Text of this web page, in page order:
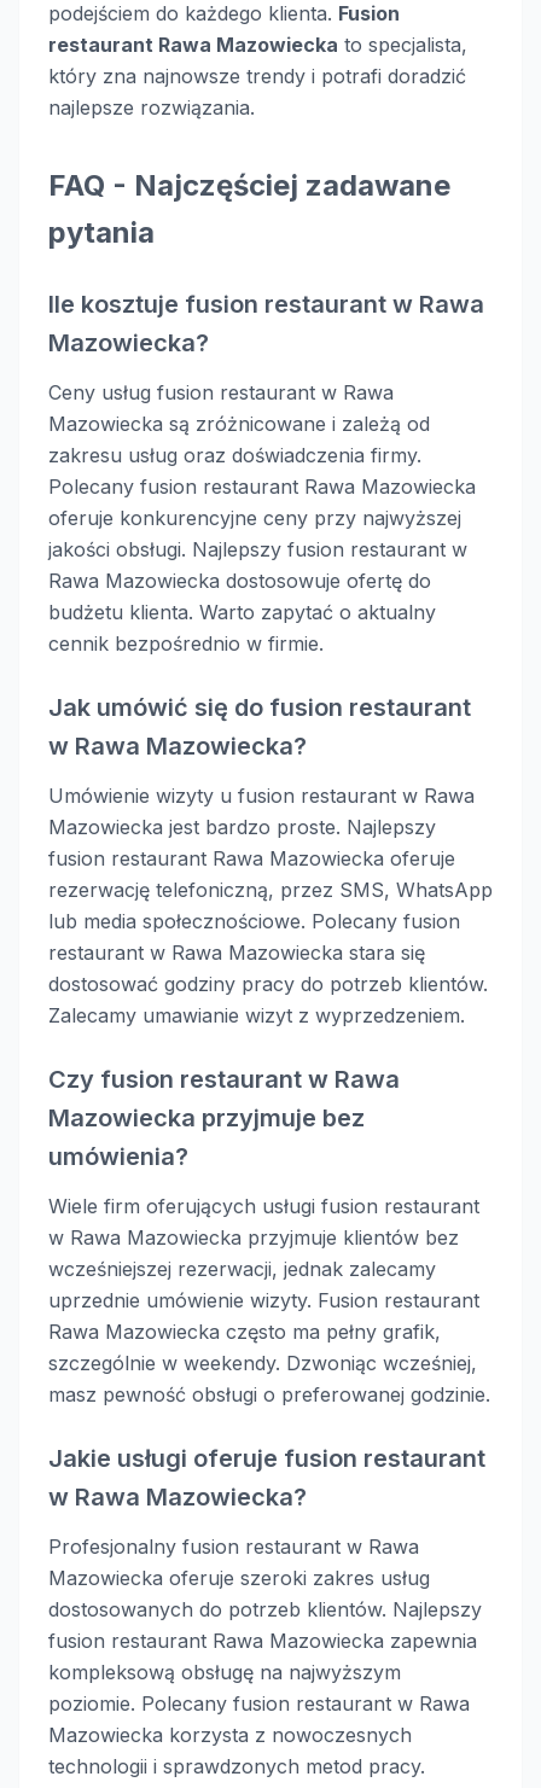
podejściem do każdego klienta. Fusion
restaurant Rawa Mazowiecka to specjalista,
który zna najnowsze trendy i potrafi doradzić
najlepsze rozwiązania.
FAQ - Najczęściej zadawane
pytania
Ile kosztuje fusion restaurant w Rawa
Mazowiecka?
Ceny usług fusion restaurant w Rawa
Mazowiecka są zróżnicowane i zależą od
zakresu usług oraz doświadczenia firmy.
Polecany fusion restaurant Rawa Mazowiecka
oferuje konkurencyjne ceny przy najwyższej
jakości obsługi. Najlepszy fusion restaurant w
Rawa Mazowiecka dostosowuje ofertę do
budżetu klienta. Warto zapytać o aktualny
cennik bezpośrednio w firmie.
Jak umówić się do fusion restaurant
w Rawa Mazowiecka?
Umówienie wizyty u fusion restaurant w Rawa
Mazowiecka jest bardzo proste. Najlepszy
fusion restaurant Rawa Mazowiecka oferuje
rezerwację telefoniczną, przez SMS, WhatsApp
lub media społecznościowe. Polecany fusion
restaurant w Rawa Mazowiecka stara się
dostosować godziny pracy do potrzeb klientów.
Zalecamy umawianie wizyt z wyprzedzeniem.
Czy fusion restaurant w Rawa
Mazowiecka przyjmuje bez
umówienia?
Wiele firm oferujących usługi fusion restaurant
w Rawa Mazowiecka przyjmuje klientów bez
wcześniejszej rezerwacji, jednak zalecamy
uprzednie umówienie wizyty. Fusion restaurant
Rawa Mazowiecka często ma pełny grafik,
szczególnie w weekendy. Dzwoniąc wcześniej,
masz pewność obsługi o preferowanej godzinie.
Jakie usługi oferuje fusion restaurant
w Rawa Mazowiecka?
Profesjonalny fusion restaurant w Rawa
Mazowiecka oferuje szeroki zakres usług
dostosowanych do potrzeb klientów. Najlepszy
fusion restaurant Rawa Mazowiecka zapewnia
kompleksową obsługę na najwyższym
poziomie. Polecany fusion restaurant w Rawa
Mazowiecka korzysta z nowoczesnych
technologii i sprawdzonych metod pracy.